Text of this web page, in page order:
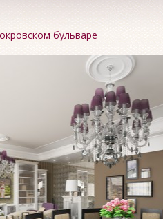
бульваре